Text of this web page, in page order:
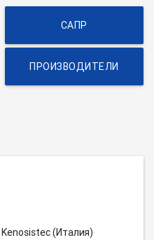
САПР
ПРОИЗВОДИТЕЛИ
(Италия)